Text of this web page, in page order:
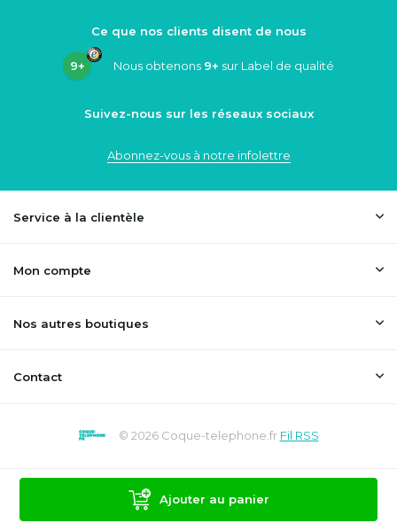
Ajouter au panier
Ce que nos clients disent de nous
9+ Nous obtenons 9+ sur Label de qualité
Suivez-nous sur les réseaux sociaux
Abonnez-vous à notre infolettre
Service à la clientèle
Mon compte
Nos autres boutiques
Contact
© 2026 Coque-telephone.fr Fil RSS